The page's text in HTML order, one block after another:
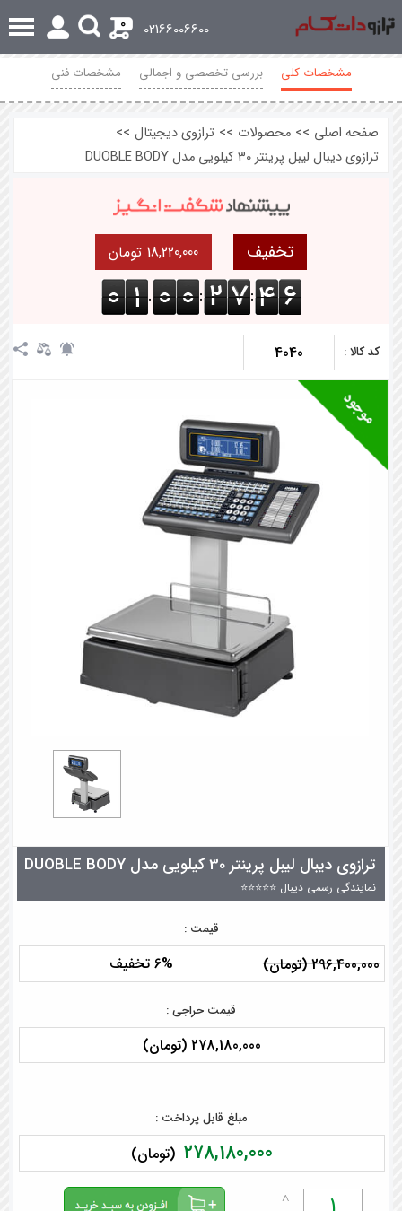
02166006600
0
مشخصات کلی بررسی تخصصی و اجمالی مشخصات فنی
صفحه اصلی >> محصولات >> ترازوی دیجیتال >>
ترازوی دیبال لیبل پرینتر 30 کیلویی مدل DUOBLE BODY
. : :
تخفیف 18,220,000 تومان
کد کالا : 4040
ترازوی دیبال لیبل پرینتر 30 کیلویی مدل DUOBLE BODY
نمایندگی رسمی دیبال ⭐⭐⭐⭐⭐
قیمت :
296,400,000 (تومان) 6% تخفیف
قیمت حراجی :
278,180,000 (تومان)
مبلغ قابل پرداخت :
278,180,000(تومان)
˄